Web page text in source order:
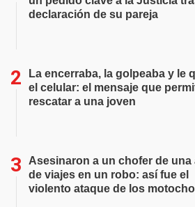
declaración de su pareja
La encerraba, la golpeaba y le
el celular: el mensaje que
rescatar a una joven
Asesinaron a un chofer de una
de viajes en un robo: así fue el
violento ataque de los